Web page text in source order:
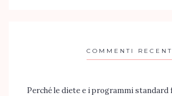
COMMENTI
Perché le diete e i programmi standard